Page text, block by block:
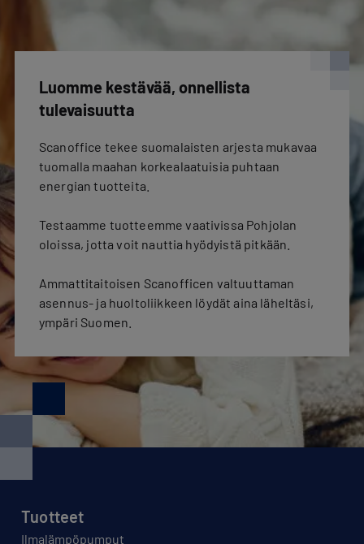
Luomme kestävää, onnellista
tulevaisuutta
Scanoffice tekee suomalaisten arjesta mukavaa
tuomalla maahan korkealaatuisia puhtaan
energian tuotteita.
Testaamme tuotteemme vaativissa Pohjolan
oloissa, jotta voit nauttia hyödyistä pitkään.
Ammattitaitoisen Scanofficen valtuuttaman
asennus- ja huoltoliikkeen löydät aina läheltäsi,
ympäri Suomen.
Tuotteet
Ilmalämpöpumput